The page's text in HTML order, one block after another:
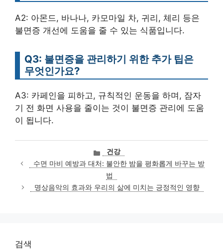
A2: 아몬드, 바나나, 카모마일 차, 귀리, 체리 등은
불면증 개선에 도움을 줄 수 있는 식품입니다.
Q3: 불면증을 관리하기 위한 추가 팁은
무엇인가요?
A3: 카페인을 피하고, 규칙적인 운동을 하며, 잠자
기 전 화면 사용을 줄이는 것이 불면증 관리에 도움
이 됩니다.
카
테
고
리
건강
수면 마비 예방과 대처: 불안한 밤을 평화롭게 바꾸는 방
법
명상음악의 효과와 우리의 삶에 미치는 긍정적인 영향
검색